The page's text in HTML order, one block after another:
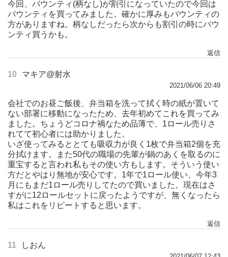
今回、バウンティ(柄なし)が割引になっていたので今回は
バウンティを買ってみました。確かに厚みもバウンティの
方がありますね。柄なしだったら次からも割引の時にバウ
ンティ買うかも。
返信
10 マキア@射水
2021/06/06 20:49
会社でのお昼ご飯後、弁当箱を洗って拭く時の紙が置いて
ない部署に移動になったため、去年初めてこれを買ってみ
ました。ちょうどコロナ禍なため品薄で、1ロール売りさ
れてて初心者には助かりました。
いざ使ってみるととても吸収力が良く1枚で弁当箱2個を充
分拭けます。また50代の職場の先輩が鍋のあくを取るのに
重宝すると言われ私もその使い方もします。そういう使い
方だとやはり無地が安心です。1年で1ロール使い、今年3
月にもまだ1ロール売りしてたので買いました。現在はさ
すがに12ロールセットに戻ったようですが、無くなったら
私はこれをリピートすると思います。
返信
11 しおん